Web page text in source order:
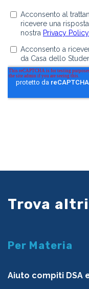
Trova
Per Materia
Aiuto compiti DSA